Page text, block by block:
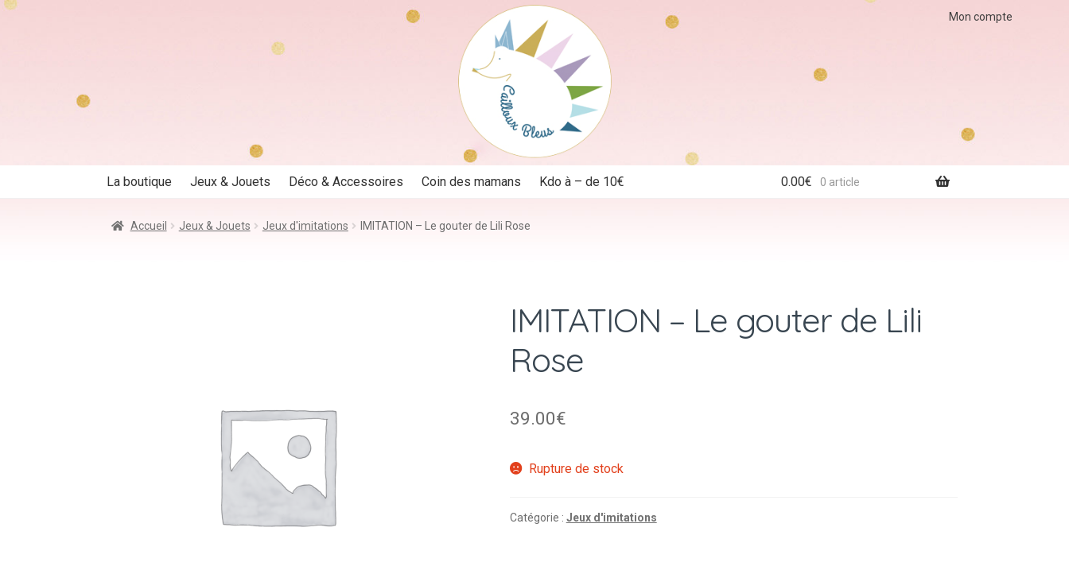
Mon compte
La boutique Jeux & Jouets Déco & Accessoires Coin des mamans Kdo à – de 10€ 0.00€ 0 article
Accueil Jeux & Jouets Jeux d'imitations IMITATION – Le gouter de Lili Rose
IMITATION – Le gouter de Lili
Rose
39.00€
Rupture de stock
Catégorie : Jeux d'imitations